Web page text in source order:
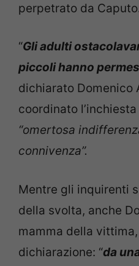
perpetrato da
“Gli adulti
piccoli hanno
dichiarato Domenico
coordinato
“omertosa
connivenza”.
Mentre gli inquirenti
della svolta, anche
mamma della
dichiarazione: “da